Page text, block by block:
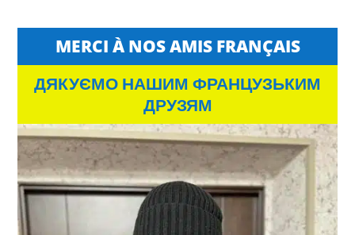
MERCI À NOS AMIS FRANÇAIS
ДЯКУЄМО НАШИМ ФРАНЦУЗЬКИМ
ДРУЗЯМ